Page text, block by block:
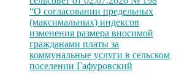
“О согласовании предельных
(максимальных) индексов
изменения размера вносимой
гражданами платы за
коммунальные услуги в сельском
поселении Гафуровский